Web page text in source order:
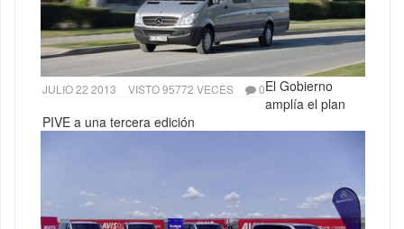
JULIO 22 2013 VISTO 95772 VECES 0El Gobierno
amplía el plan
PIVE a una tercera edición